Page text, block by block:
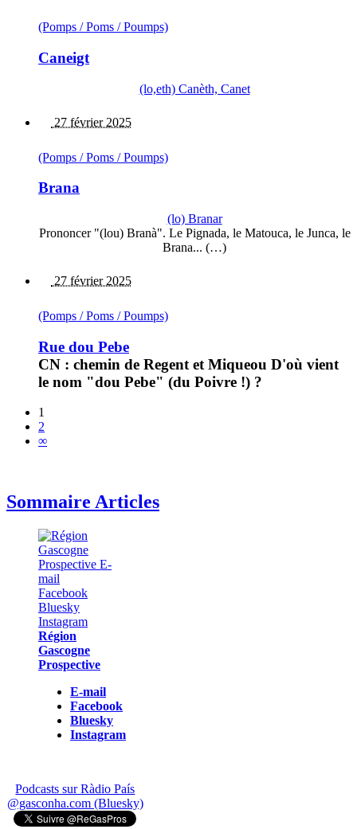
(Pomps / Poms / Poumps)
Caneigt
(lo,eth) Canèth, Canet
27 février 2025
(Pomps / Poms / Poumps)
Brana
(lo) Branar
Prononcer "(lou) Branà". Le Pignada, le Matouca, le Junca, le
Brana... (…)
27 février 2025
(Pomps / Poms / Poumps)
Rue dou Pebe
CN : chemin de Regent et Miqueou D'où vient
le nom "dou Pebe" (du Poivre !) ?
1
2
∞
Sommaire Articles
Région
Gascogne
Prospective
E-mail
Facebook
Bluesky
Instagram
Podcasts sur Ràdio País
@gasconha.com (Bluesky)